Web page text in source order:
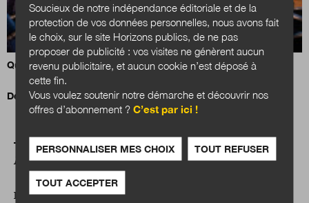
Quels services publics en 2040 ?
Des citoyens-controleurs des dettes des communes !
A LIRE AUSSI
DOSSIER
Soucieux de notre indépendance éditoriale et de la
protection de vos données personnelles, nous avons fait
le choix, sur le site Horizons publics, de ne pas
proposer de publicité : vos visites ne génèrent aucun
revenu publicitaire, et aucun cookie n’est déposé à
cette fin.
Vous voulez soutenir notre démarche et découvrir nos
offres d’abonnement ?C’est par ici !
PERSONNALISER MES CHOIX TOUT REFUSER
TOUT ACCEPTER